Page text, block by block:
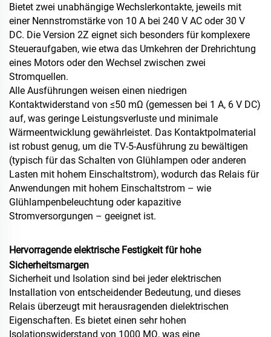
Bietet zwei unabhängige Wechslerkontakte, jeweils mit
einer Nennstromstärke von 10 A bei 240 V AC oder 30 V
DC. Die Version 2Z eignet sich besonders für komplexere
Steueraufgaben, wie etwa das Umkehren der Drehrichtung
eines Motors oder den Wechsel zwischen zwei
Stromquellen.
Alle Ausführungen weisen einen niedrigen
Kontaktwiderstand von ≤50 mΩ (gemessen bei 1 A, 6 V DC)
auf, was geringe Leistungsverluste und minimale
Wärmeentwicklung gewährleistet. Das Kontaktpolmaterial
ist robust genug, um die TV‑5‑Ausführung zu bewältigen
(typisch für das Schalten von Glühlampen oder anderen
Lasten mit hohem Einschaltstrom), wodurch das Relais für
Anwendungen mit hohem Einschaltstrom – wie
Glühlampenbeleuchtung oder kapazitive
Stromversorgungen – geeignet ist.
Hervorragende elektrische Festigkeit für hohe
Sicherheitsmargen
Sicherheit und Isolation sind bei jeder elektrischen
Installation von entscheidender Bedeutung, und dieses
Relais überzeugt mit herausragenden dielektrischen
Eigenschaften. Es bietet einen sehr hohen
Isolationswiderstand von 1000 MΩ, was eine